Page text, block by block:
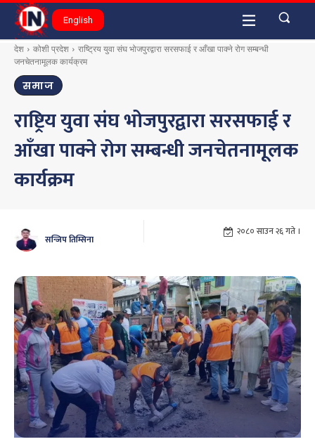
English
देश कोशी प्रदेश
राष्ट्रिय युवा संघ भोजपुरद्वारा सरसफाई र आँखा पाक्ने रोग सम्बन्धी
जनचेतनामूलक कार्यक्रम
समाज
राष्ट्रिय युवा संघ भोजपुरद्वारा सरसफाई र
आँखा पाक्ने रोग सम्बन्धी जनचेतनामूलक
कार्यक्रम
सन्जिप तिम्सिना
२०८० साउन २६ गते ।